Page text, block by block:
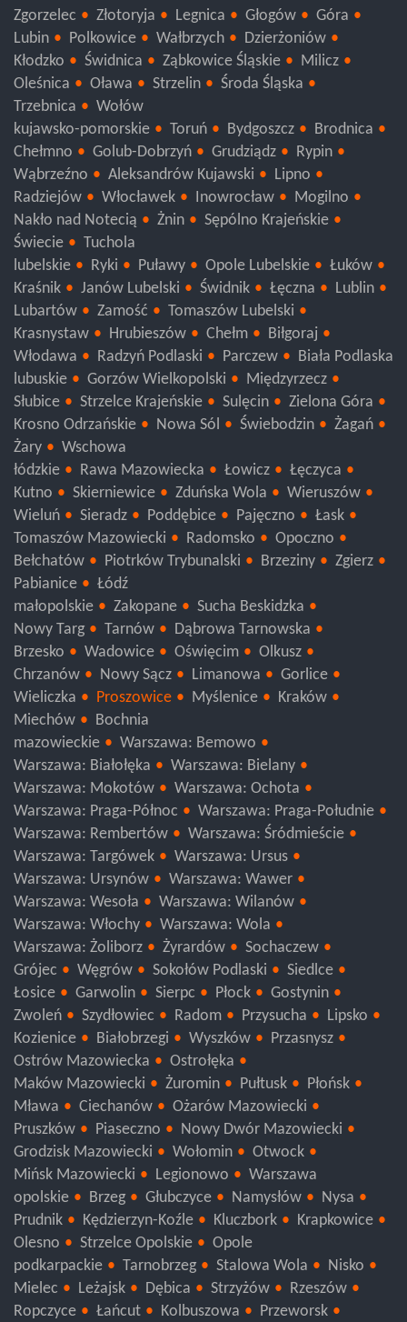
Zgorzelec
Złotoryja Legnica Głogów
Góra
Lubin
Polkowice Wałbrzych
Dzierżoniów
Kłodzko
Świdnica Ząbkowice Śląskie
Milicz
Oleśnica
Oława Strzelin
Środa Śląska
Trzebnica
Wołów
kujawsko-pomorskie
Toruń Bydgoszcz
Brodnica
Chełmno
Golub-Dobrzyń Grudziądz
Rypin
Wąbrzeźno
Aleksandrów Kujawski
Lipno
Radziejów
Włocławek Inowrocław
Mogilno
Nakło nad Notecią
Żnin
Sępólno Krajeńskie
Świecie
Tuchola
lubelskie
Ryki Puławy Opole Lubelskie
Łuków
Kraśnik
Janów Lubelski Świdnik Łęczna
Lublin
Lubartów
Zamość
Tomaszów Lubelski
Krasnystaw
Hrubieszów Chełm
Biłgoraj
Włodawa
Radzyń Podlaski Parczew
Biała Podlaska
lubuskie
Gorzów Wielkopolski
Międzyrzecz
Słubice
Strzelce Krajeńskie Sulęcin
Zielona Góra
Krosno Odrzańskie
Nowa Sól Świebodzin
Żagań
Żary
Wschowa
łódzkie
Rawa Mazowiecka Łowicz
Łęczyca
Kutno
Skierniewice Zduńska Wola
Wieruszów
Wieluń
Sieradz Poddębice Pajęczno
Łask
Tomaszów Mazowiecki
Radomsko
Opoczno
Bełchatów
Piotrków Trybunalski Brzeziny
Zgierz
Pabianice
Łódź
małopolskie
Zakopane
Sucha Beskidzka
Nowy Targ
Tarnów
Dąbrowa Tarnowska
Brzesko
Wadowice Oświęcim
Olkusz
Chrzanów
Nowy Sącz Limanowa
Gorlice
Wieliczka
Proszowice Myślenice
Kraków
Miechów
Bochnia
mazowieckie
Warszawa: Bemowo
Warszawa: Białołęka
Warszawa: Bielany
Warszawa: Mokotów
Warszawa: Ochota
Warszawa: Praga-Północ
Warszawa: Praga-Południe
Warszawa: Rembertów
Warszawa: Śródmieście
Warszawa: Targówek
Warszawa: Ursus
Warszawa: Ursynów
Warszawa: Wawer
Warszawa: Wesoła
Warszawa: Wilanów
Warszawa: Włochy
Warszawa: Wola
Warszawa: Żoliborz
Żyrardów
Sochaczew
Grójec
Węgrów Sokołów Podlaski
Siedlce
Łosice
Garwolin Sierpc Płock
Gostynin
Zwoleń
Szydłowiec Radom Przysucha
Lipsko
Kozienice
Białobrzegi Wyszków
Przasnysz
Ostrów Mazowiecka
Ostrołęka
Maków Mazowiecki
Żuromin Pułtusk
Płońsk
Mława
Ciechanów
Ożarów Mazowiecki
Pruszków
Piaseczno
Nowy Dwór Mazowiecki
Grodzisk Mazowiecki
Wołomin
Otwock
Mińsk Mazowiecki
Legionowo
Warszawa
opolskie
Brzeg Głubczyce Namysłów
Nysa
Prudnik
Kędzierzyn-Koźle Kluczbork
Krapkowice
Olesno
Strzelce Opolskie
Opole
podkarpackie
Tarnobrzeg Stalowa Wola
Nisko
Mielec
Leżajsk Dębica Strzyżów
Rzeszów